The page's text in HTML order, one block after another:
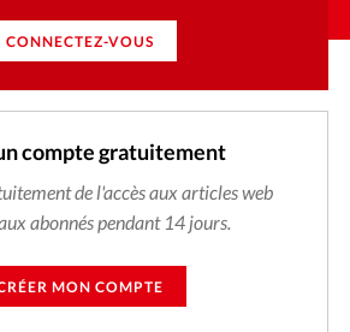
monde des Eglises
CONNECTEZ-VOUS
compte gratuitement
de l'accès aux articles web
abonnés pendant 14 jours.
MON COMPTE